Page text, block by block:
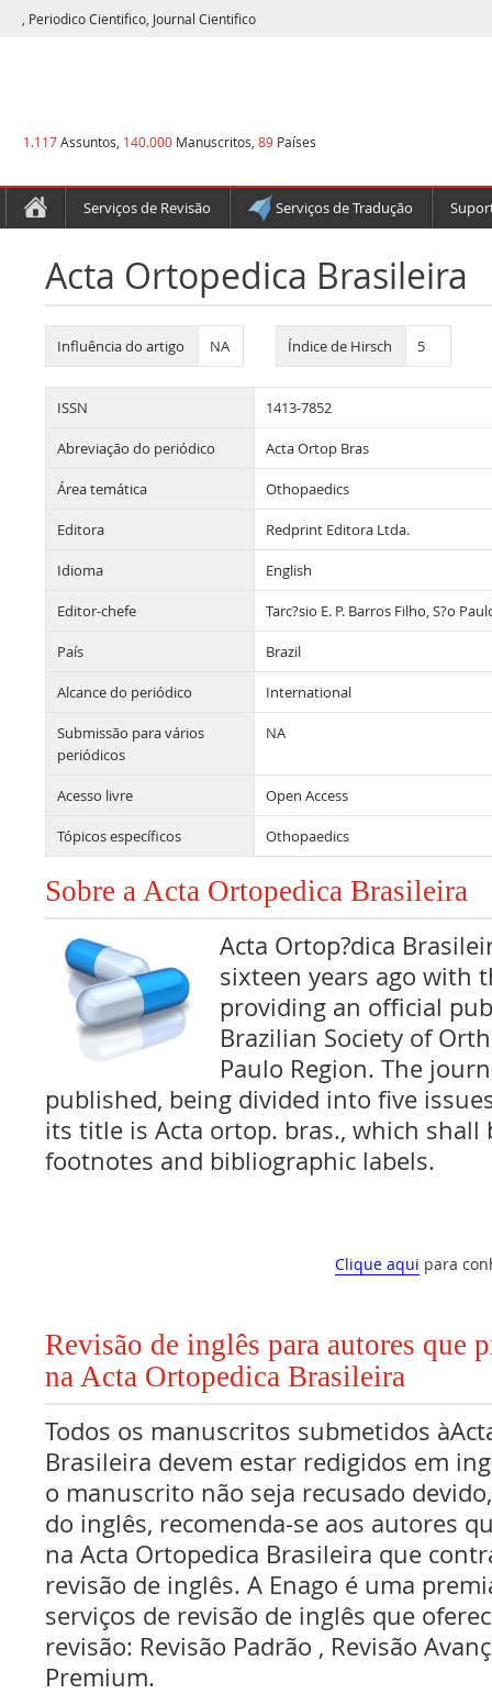
, Periodico Cientifico, Journal Cientifico
1.117Assuntos, 140.000 Manuscritos, 89 Países
Serviços de Revisão Serviços de Tradução
Acta Ortopedica Brasileira
Influência do artigo NA Índice de Hirsch 5
ISSN 1413-7852
Abreviação do periódico Acta Ortop Bras
Área temática Othopaedics
Editora Redprint Editora Ltda.
Idioma English
Editor-chefe Tarc?sio E. P. Barros Filho, S?o
País Brazil
Alcance do periódico International
Submissão para vários
periódicos
NA
Acesso livre Open Access
Tópicos específicos Othopaedics
Sobre a Acta Ortopedica Brasileira
Acta Ortop?dica
sixteen years ago with
providing an official
Brazilian Society of
Paulo Region. The
published, being divided into five
its title is Acta ortop. bras., which shall
footnotes and bibliographic labels.
Clique aqui para
Revisão de inglês para autores que
na Acta Ortopedica Brasileira
Todos os manuscritos submetidos
Brasileira devem estar redigidos em
o manuscrito não seja recusado
do inglês, recomenda-se aos autores
na Acta Ortopedica Brasileira que
revisão de inglês. A Enago é uma
serviços de revisão de inglês que
revisão: Revisão Padrão , Revisão
Premium.